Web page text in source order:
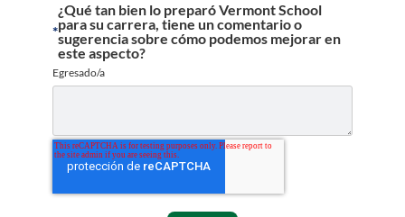
¿Qué tan bien lo preparó Vermont School
para su carrera, tiene un comentario o
sugerencia sobre cómo podemos mejorar en
este aspecto?
*
Egresado/a